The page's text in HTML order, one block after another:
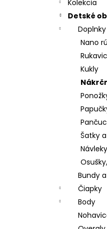
Kolekcia
Detské
Doplnky
Nano
Kukly
Šatky
Návleky
Bundy
Čiapky
Body
€19,70